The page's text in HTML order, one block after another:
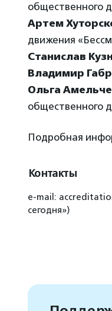
общественного
Артем
движения
Станислав
Владимир
Ольга
общественного
Подробная
Контакты
e-mail:
сегодня»)